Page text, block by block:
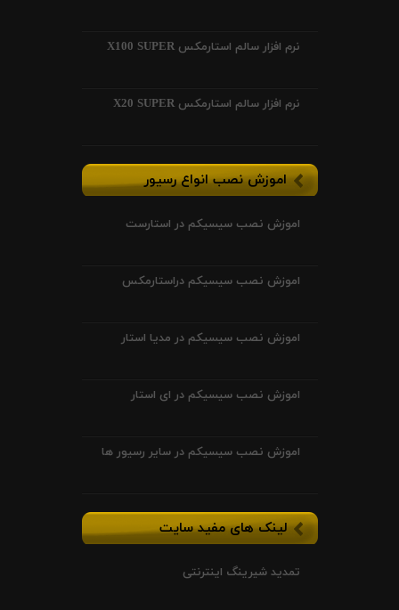
نرم افزار سالم استارمکس X100 SUPER
نرم افزار سالم استارمکس X20 SUPER
اموزش نصب انواع رسیور
اموزش نصب سیسیکم در استارست
اموزش نصب سیسیکم دراستارمکس
اموزش نصب سیسیکم در مدیا استار
اموزش نصب سیسیکم در ای استار
اموزش نصب سیسیکم در سایر رسیور ها
لینک های مفید سایت
تمدید شیرینگ اینترنتی